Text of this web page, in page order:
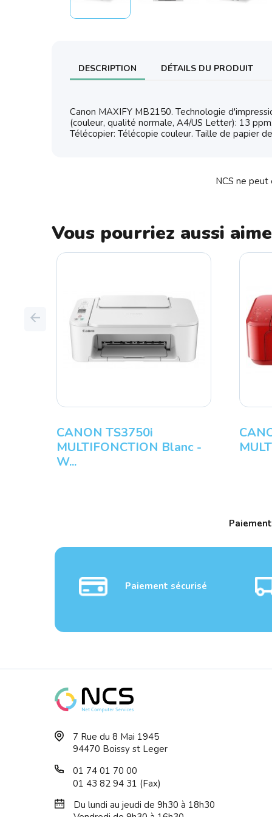
DESCRIPTION DÉTAILS DU PRODUIT
Canon MAXIFY MB2150. Technologie
(couleur, qualité normale, A4/US Letter): 13
Télécopier: Télécopie couleur. Taille de papier
NCS ne
Vous pourriez aussi
CANON TS3750i
MULTIFONCTION Blanc -
W...
CANON TS7450i
MULTIFONCTION Noir
WIFI...
Previous
Paiement sécurisé
7 Rue du 8 Mai 1945
94470 Boissy st Leger
01 74 01 70 00
01 43 82 94 31 (Fax)
Du lundi au jeudi de 9h30 à 18h30